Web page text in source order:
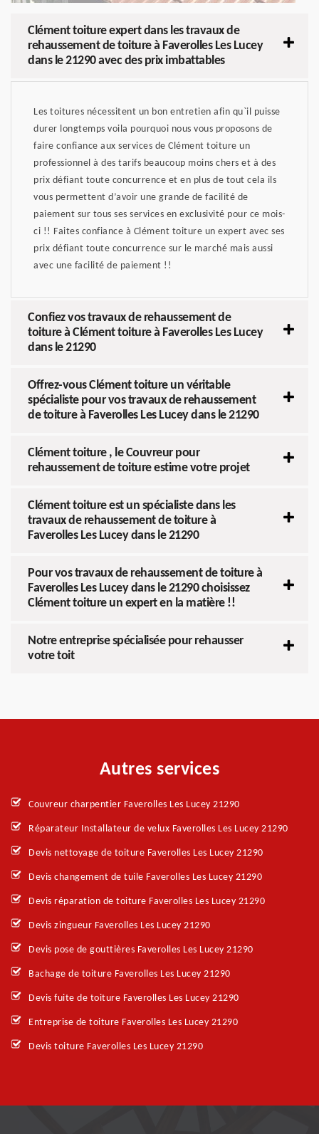
Clément toiture expert dans les travaux de
rehaussement de toiture à Faverolles Les Lucey
dans le 21290 avec des prix imbattables
Les toitures nécessitent un bon entretien afin qu`il puisse
durer longtemps voila pourquoi nous vous proposons de
faire confiance aux services de Clément toiture un
professionnel à des tarifs beaucoup moins chers et à des
prix défiant toute concurrence et en plus de tout cela ils
vous permettent d’avoir une grande de facilité de
paiement sur tous ses services en exclusivité pour ce mois-
ci !! Faites confiance à Clément toiture un expert avec ses
prix défiant toute concurrence sur le marché mais aussi
avec une facilité de paiement !!
Confiez vos travaux de rehaussement de
toiture à Clément toiture à Faverolles Les Lucey
dans le 21290
Offrez-vous Clément toiture un véritable
spécialiste pour vos travaux de rehaussement
de toiture à Faverolles Les Lucey dans le 21290
Clément toiture , le Couvreur pour
rehaussement de toiture estime votre projet
Clément toiture est un spécialiste dans les
travaux de rehaussement de toiture à
Faverolles Les Lucey dans le 21290
Pour vos travaux de rehaussement de toiture à
Faverolles Les Lucey dans le 21290 choisissez
Clément toiture un expert en la matière !!
Notre entreprise spécialisée pour rehausser
votre toit
Autres services
Couvreur charpentier Faverolles Les Lucey 21290
Réparateur Installateur de velux Faverolles Les Lucey 21290
Devis nettoyage de toiture Faverolles Les Lucey 21290
Devis changement de tuile Faverolles Les Lucey 21290
Devis réparation de toiture Faverolles Les Lucey 21290
Devis zingueur Faverolles Les Lucey 21290
Devis pose de gouttières Faverolles Les Lucey 21290
Bachage de toiture Faverolles Les Lucey 21290
Devis fuite de toiture Faverolles Les Lucey 21290
Entreprise de toiture Faverolles Les Lucey 21290
Devis toiture Faverolles Les Lucey 21290